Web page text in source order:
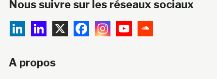
Nous suivre sur les réseaux sociaux
A propos